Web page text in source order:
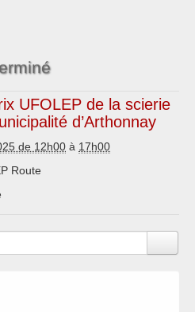
UFOLEP de la scierie
d’Arthonnay
de 12h00 à 17h00
Route